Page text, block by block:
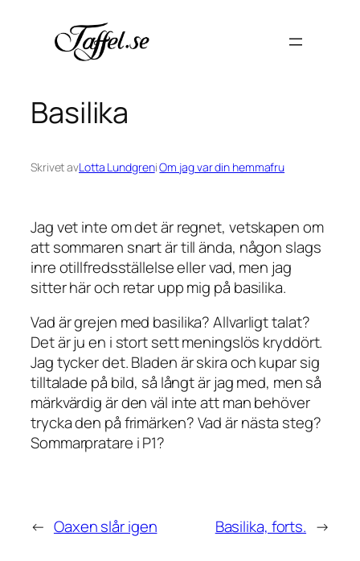
innehåll
Basilika
Skrivet avLotta LundgreniOm jag var din hemmafru
Jag vet inte om det är regnet, vetskapen om
att sommaren snart är till ända, någon slags
inre otillfredsställelse eller vad, men jag
sitter här och retar upp mig på basilika.
Vad är grejen med basilika? Allvarligt talat?
Det är ju en i stort sett meningslös kryddört.
Jag tycker det. Bladen är skira och kupar sig
tilltalade på bild, så långt är jag med, men så
märkvärdig är den väl inte att man behöver
trycka den på frimärken? Vad är nästa steg?
Sommarpratare i P1?
← Oaxen slår igen Basilika, forts. →